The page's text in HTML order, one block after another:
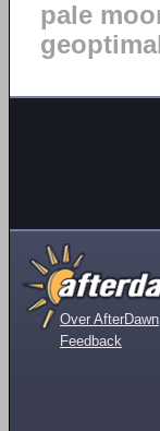
pale
Over AfterDawn
Feedback